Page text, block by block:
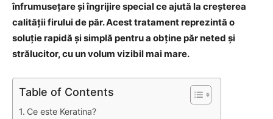
înfrumusețare și îngrijire special ce ajută la creșterea
calității firului de păr. Acest tratament reprezintă o
soluție rapidă și simplă pentru a obține păr neted și
strălucitor, cu un volum vizibil mai mare.
Table of Contents
Ce este Keratina?